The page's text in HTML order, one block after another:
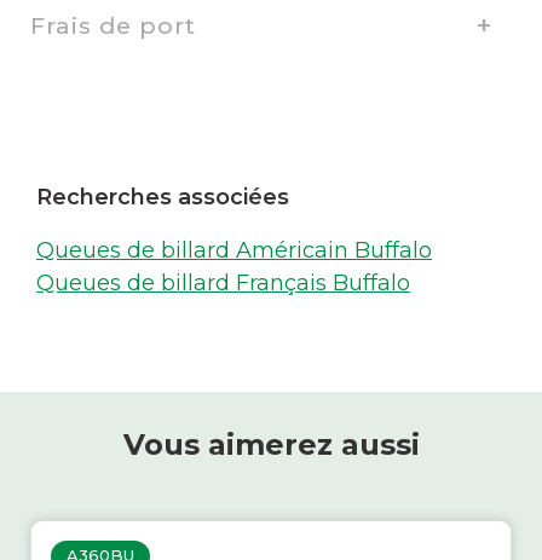
Frais de port
Recherches associées
Queues de billard Américain Buffalo
Queues de billard Français Buffalo
Vous aimerez aussi
A360BU